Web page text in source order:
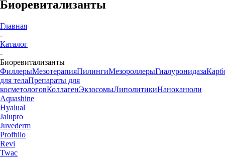
Биоревитализанты
Главная
-
Каталог
-
Биоревитализанты
ФиллерыМезотерапияПилингиМезороллерыГиалуронидаза
для телаПрепараты для
косметологовКоллагенЭкзосомыЛиполитикиНаноканюли
Aquashine
Hyalual
Jalupro
Juvederm
Profhilo
Revi
Twac